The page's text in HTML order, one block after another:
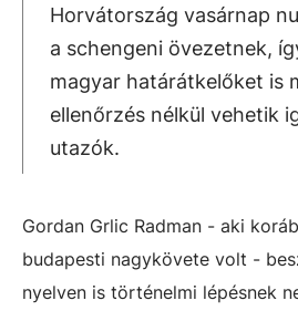
Horvátország vasárnap
a schengeni övezetnek,
magyar határátkelőket is
ellenőrzés nélkül vehetik
utazók.
Gordan Grlic Radman - aki
budapesti nagykövete volt -
nyelven is történelmi lépésnek